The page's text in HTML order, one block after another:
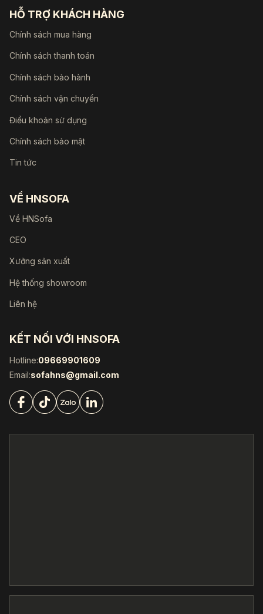
HỖ TRỢ KHÁCH HÀNG
Chính sách mua hàng
Chính sách thanh toán
Chính sách bảo hành
Chính sách vận chuyển
Điều khoản sử dụng
Chính sách bảo mật
Tin tức
VỀ HNSOFA
Về HNSofa
CEO
Xưởng sản xuất
Hệ thống showroom
Liên hệ
KẾT NỐI VỚI HNSOFA
Hotline:09669901609
Email:sofahns@gmail.com